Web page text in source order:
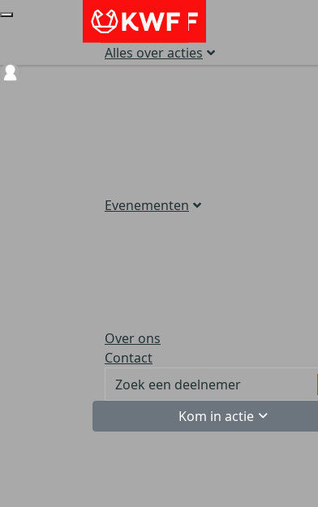
Alles over acties
Evenementen
Over ons
Contact
Kom in actie